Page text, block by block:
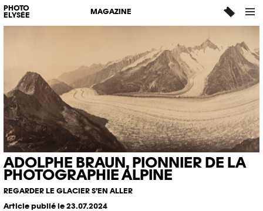
PHOTO
ELYSÉE
MAGAZINE
ADOLPHE BRAUN, PIONNIER DE LA
PHOTOGRAPHIE ALPINE
REGARDER LE GLACIER S’EN ALLER
Article publié le 23.07.2024